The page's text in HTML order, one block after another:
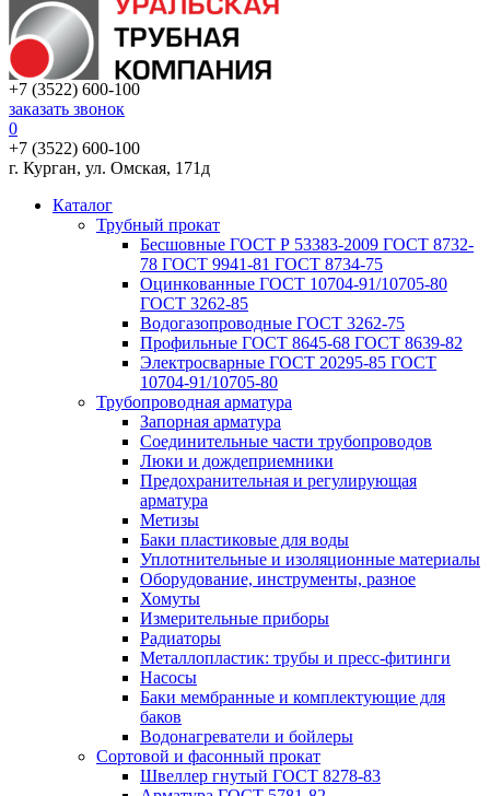
+7 (3522) 600-100
заказать звонок
0
+7 (3522) 600-100
г. Курган, ул. Омская, 171д
Каталог
Трубный прокат
Беcшовные ГОСТ Р 53383-2009 ГОСТ 8732-
78 ГОСТ 9941-81 ГОСТ 8734-75
Оцинкованные ГОСТ 10704-91/10705-80
ГОСТ 3262-85
Водогазопроводные ГОСТ 3262-75
Профильные ГОСТ 8645-68 ГОСТ 8639-82
Электросварные ГОСТ 20295-85 ГОСТ
10704-91/10705-80
Трубопроводная арматура
Запорная арматура
Соединительные части трубопроводов
Люки и дождеприемники
Предохранительная и регулирующая
арматура
Метизы
Баки пластиковые для воды
Уплотнительные и изоляционные материалы
Оборудование, инструменты, разное
Хомуты
Измерительные приборы
Радиаторы
Металлопластик: трубы и пресс-фитинги
Насосы
Баки мембранные и комплектующие для
баков
Водонагреватели и бойлеры
Сортовой и фасонный прокат
Швеллер гнутый ГОСТ 8278-83